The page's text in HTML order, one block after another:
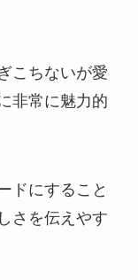
こちないが愛
非常に魅力的
ドにすること
さを伝えやす